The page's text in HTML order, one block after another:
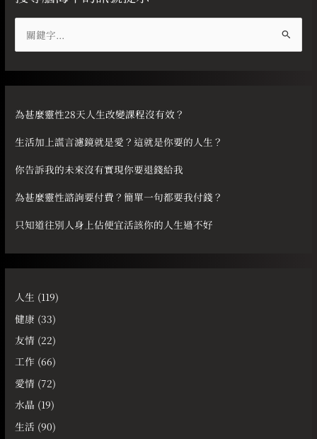
尋
關
字
為甚麼靈性28天人生改變課程沒有效？
生活加上謊言濾鏡就是愛？這就是你要的人生？
你告訴我的未來沒有實現你要退錢給我
為甚麼靈性諮詢要付費？簡單一句都要我付錢？
只知道往別人身上佔便宜活該你的人生過不好
人生 (119)
健康 (33)
友情 (22)
工作 (66)
愛情 (72)
水晶 (19)
生活 (90)